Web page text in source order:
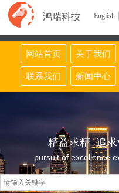
鸿瑞科技 English
网站首页 关于我们
联系我们 新闻中心
精益求精 追求
pursuit of excellence